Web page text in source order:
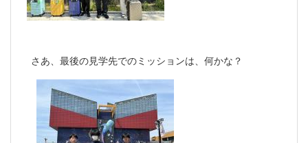
さあ、最後の見学先でのミッションは、何かな？